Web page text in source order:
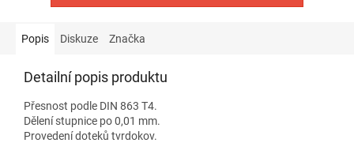
Popis Diskuze Značka
Detailní popis produktu
Přesnost podle DIN 863 T4.
Dělení stupnice po 0,01 mm.
Provedení doteků tvrdokov.